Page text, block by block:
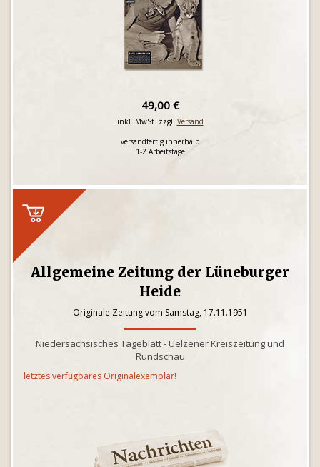
49,00 €
inkl. MwSt. zzgl. Versand
versandfertig innerhalb
1-2 Arbeitstage
Allgemeine Zeitung der Lüneburger
Heide
Originale Zeitung vom Samstag, 17.11.1951
Niedersächsisches Tageblatt - Uelzener Kreiszeitung und
Rundschau
letztes verfügbares Originalexemplar!